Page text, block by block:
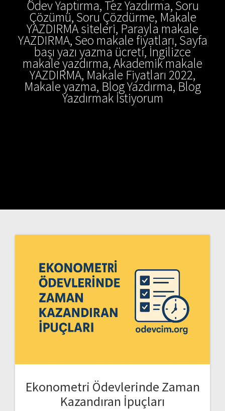
Ödev Yaptırma, Tez Yazdırma, Soru
Çözümü, Soru Çözdürme, Makale
YAZDIRMA siteleri, Parayla makale
YAZDIRMA, Seo makale fiyatları, Sayfa
başı yazı yazma ücreti, İngilizce
makale yazdırma, Akademik makale
YAZDIRMA, Makale Fiyatları 2022,
Makale yazma, Blog Yazdırma, Blog
Yazdırmak İstiyorum
Ekonometri Ödevlerinde Zaman
Kazandıran İpuçları